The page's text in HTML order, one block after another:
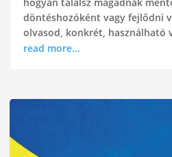
hogyan találsz magadnak
döntéshozóként vagy fejlődni
olvasod, konkrét, használható
read more...